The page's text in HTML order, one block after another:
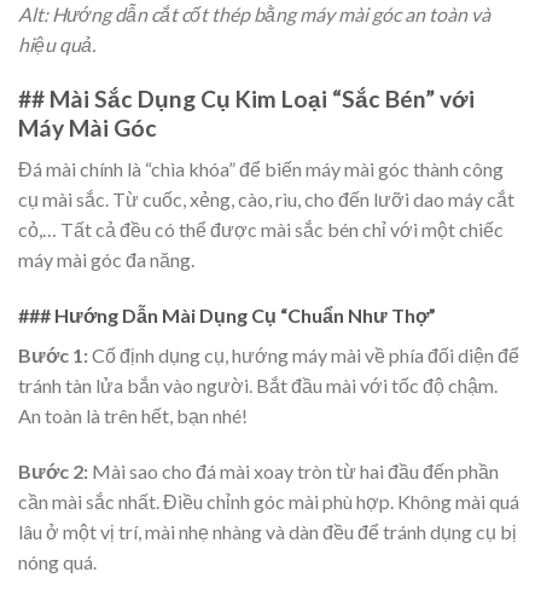
Alt: Hướng dẫn cắt cốt thép bằng máy mài góc an toàn và
hiệu quả.
## Mài Sắc Dụng Cụ Kim Loại “Sắc Bén” với
Máy Mài Góc
Đá mài chính là “chìa khóa” để biến máy mài góc thành công
cụ mài sắc. Từ cuốc, xẻng, cào, rìu, cho đến lưỡi dao máy cắt
cỏ,… Tất cả đều có thể được mài sắc bén chỉ với một chiếc
máy mài góc đa năng.
### Hướng Dẫn Mài Dụng Cụ “Chuẩn Như Thợ”
Bước 1:Cố định dụng cụ, hướng máy mài về phía đối diện để
tránh tàn lửa bắn vào người. Bắt đầu mài với tốc độ chậm.
An toàn là trên hết, bạn nhé!
Bước 2: Mài sao cho đá mài xoay tròn từ hai đầu đến phần
cần mài sắc nhất. Điều chỉnh góc mài phù hợp. Không mài quá
lâu ở một vị trí, mài nhẹ nhàng và dàn đều để tránh dụng cụ bị
nóng quá.